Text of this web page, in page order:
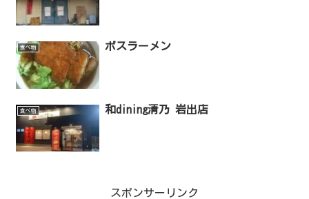
食べ物 ボスラーメン
食べ物 和dining清乃 岩出店
スポンサーリンク